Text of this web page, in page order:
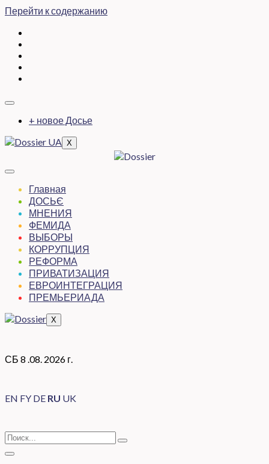
Перейти к содержанию
+ новое Досье
X
Главная
ДОСЬЄ
МНЕНИЯ
ФЕМИДА
ВЫБОРЫ
КОРРУПЦИЯ
РЕФОРМА
ПРИВАТИЗАЦИЯ
ЕВРОИНТЕГРАЦИЯ
ПРЕМЬЕРИАДА
X
СБ 8 .08. 2026 г.
EN FY DE RU UK